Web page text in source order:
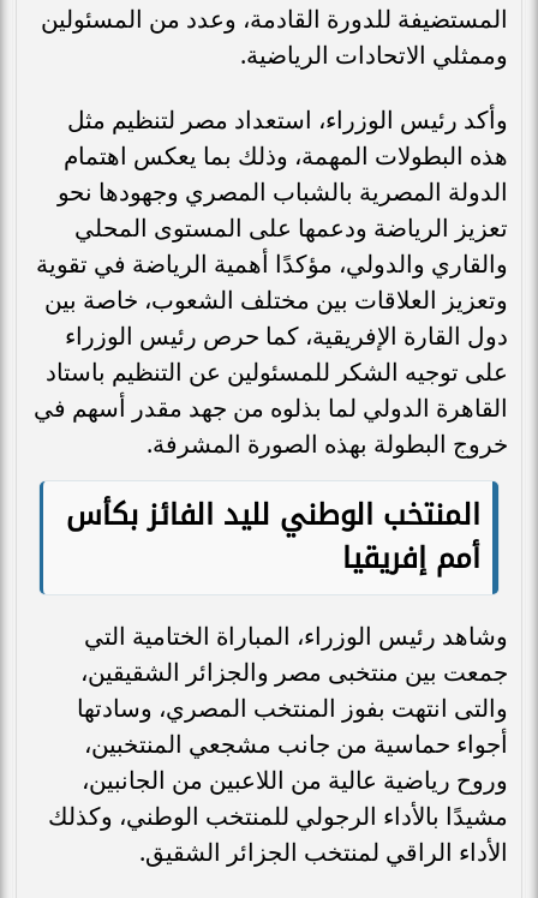
المستضيفة للدورة القادمة، وعدد من المسئولين
وممثلي الاتحادات الرياضية.
وأكد رئيس الوزراء، استعداد مصر لتنظيم مثل
هذه البطولات المهمة، وذلك بما يعكس اهتمام
الدولة المصرية بالشباب المصري وجهودها نحو
تعزيز الرياضة ودعمها على المستوى المحلي
والقاري والدولي، مؤكدًا أهمية الرياضة في تقوية
وتعزيز العلاقات بين مختلف الشعوب، خاصة بين
دول القارة الإفريقية، كما حرص رئيس الوزراء
على توجيه الشكر للمسئولين عن التنظيم باستاد
القاهرة الدولي لما بذلوه من جهد مقدر أسهم في
خروج البطولة بهذه الصورة المشرفة.
المنتخب الوطني لليد الفائز بكأس
أمم إفريقيا
وشاهد رئيس الوزراء، المباراة الختامية التي
جمعت بين منتخبى مصر والجزائر الشقيقين،
والتى انتهت بفوز المنتخب المصري، وسادتها
أجواء حماسية من جانب مشجعي المنتخبين،
وروح رياضية عالية من اللاعبين من الجانبين،
مشيدًا بالأداء الرجولي للمنتخب الوطني، وكذلك
الأداء الراقي لمنتخب الجزائر الشقيق.